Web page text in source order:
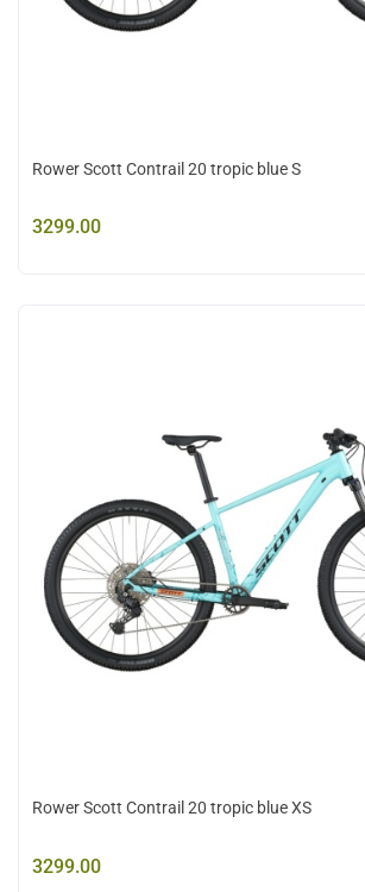
Rower Scott Contrail 20 tropic blue S
3299.00
Rower Scott Contrail 20 tropic blue XS
3299.00